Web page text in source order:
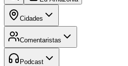
Cidades
Comentaristas
Podcast